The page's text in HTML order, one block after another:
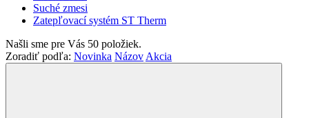
Suché zmesi
Zatepľovací systém ST Therm
Našli sme pre Vás 50 položiek.
Zoradiť podľa: Novinka Názov Akcia